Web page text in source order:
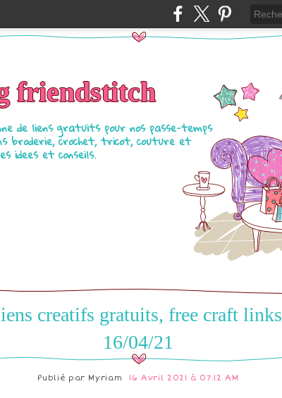
friendstitch
de liens gratuits pour nos passe-temps
broderie, crochet, tricot, couture et
idees et conseils.
creatifs gratuits, free craft links
16/04/21
Publié par Myriam 16 Avril 2021 à 07:12 AM